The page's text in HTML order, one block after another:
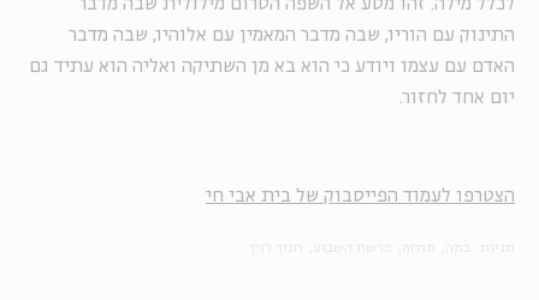
לכלל מילה. זהו מסע אל השפה הטרום מילולית שבה מדבר
התינוק עם הוריו, שבה מדבר המאמין עם אלוהיו, שבה מדבר
האדם עם עצמו ויודע כי הוא בא מן השתיקה ואליה הוא עתיד גם
יום אחד לחזור.
הצטרפו לעמוד הפייסבוק של בית אבי חי